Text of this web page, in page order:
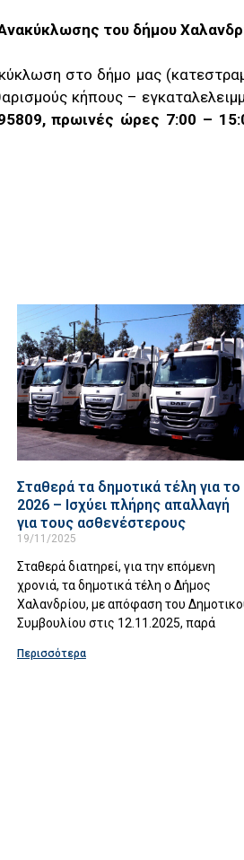
του δήμου
στο δήμο μας
κήπους –
πρωινές ώρες 7:00 –
Σταθερά τα δημοτικά τέλη για το
2026 – Ισχύει πλήρης απαλλαγή
για τους ασθενέστερους
19/11/2025
Σταθερά διατηρεί, για την επόμενη
χρονιά, τα δημοτικά τέλη ο Δήμος
Χαλανδρίου, με απόφαση του
Συμβουλίου στις 12.11.2025, παρά
Περισσότερα